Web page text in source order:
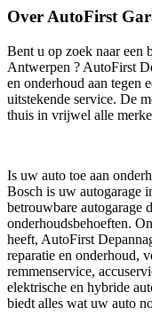
Over AutoFirst
Bent u op zoek naar een
Antwerpen ? AutoFirst
en onderhoud aan tegen
uitstekende service. De
thuis in vrijwel alle
Is uw auto toe aan
Bosch is uw autogarage
betrouwbare autogarage
onderhoudsbehoeften.
heeft, AutoFirst
reparatie en onderhoud,
remmenservice,
elektrische en hybride
biedt alles wat uw auto